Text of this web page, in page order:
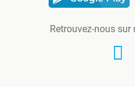
Retrouvez-nous